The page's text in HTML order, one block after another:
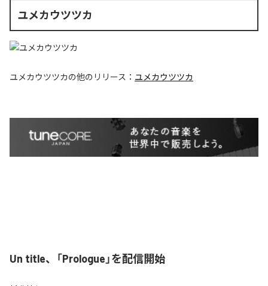
ユメカウツツカ
ユメカウツツカの他のリリース： ユメカウツツカ
Un title、「Prologue」を配信開始